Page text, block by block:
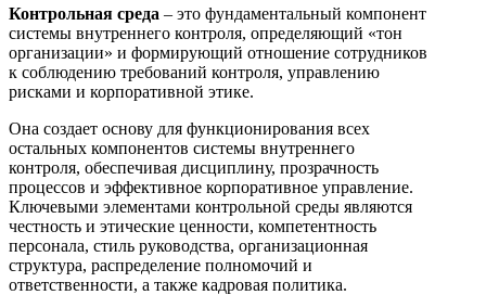
Контрольная среда – это фундаментальный компонент
системы внутреннего контроля, определяющий «тон
организации» и формирующий отношение сотрудников
к соблюдению требований контроля, управлению
рисками и корпоративной этике.
Она создает основу для функционирования всех
остальных компонентов системы внутреннего
контроля, обеспечивая дисциплину, прозрачность
процессов и эффективное корпоративное управление.
Ключевыми элементами контрольной среды являются
честность и этические ценности, компетентность
персонала, стиль руководства, организационная
структура, распределение полномочий и
ответственности, а также кадровая политика.